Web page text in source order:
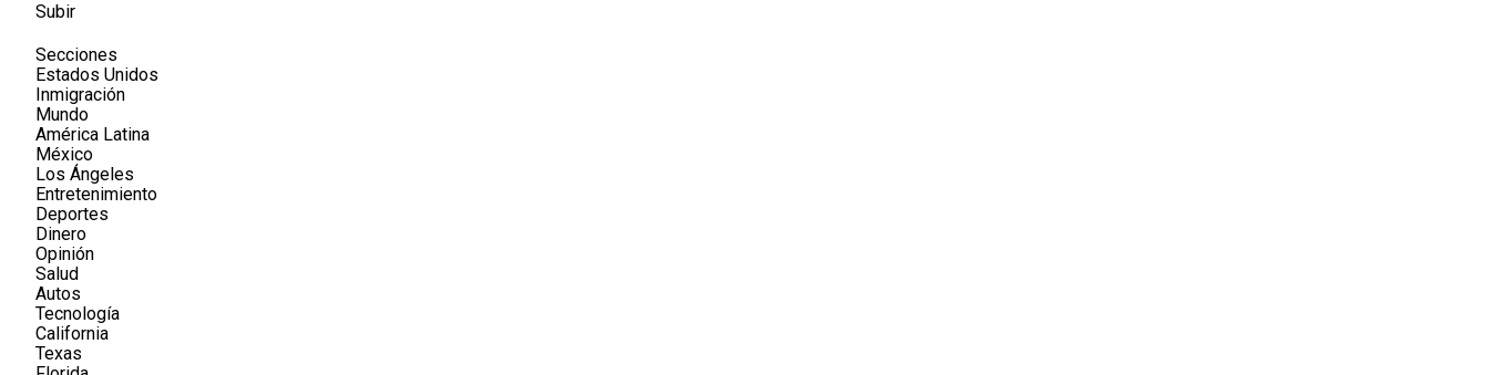
Subir
Secciones
Estados Unidos
Inmigración
Mundo
América Latina
México
Los Ángeles
Entretenimiento
Deportes
Dinero
Opinión
Salud
Autos
Tecnología
California
Texas